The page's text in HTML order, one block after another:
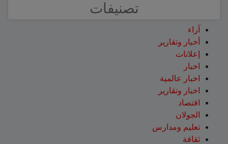
تصنيفات
آراء
أخبار وتقارير
إعلانات
اخبار
اخبار عالمية
اخبار وتقارير
اقتصاد
الجولان
تعليم ومدارس
ثقافة